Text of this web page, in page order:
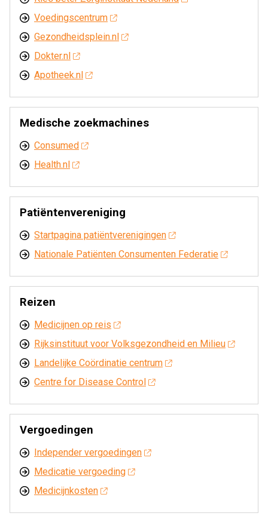
Voedingscentrum
Gezondheidsplein.nl
Dokter.nl
Apotheek.nl
Medische zoekmachines
Consumed
Health.nl
Patiëntenvereniging
Startpagina patiëntverenigingen
Nationale Patiënten Consumenten Federatie
Reizen
Medicijnen op reis
Rijksinstituut voor Volksgezondheid en Milieu
Landelijke Coördinatie centrum
Centre for Disease Control
Vergoedingen
Independer vergoedingen
Medicatie vergoeding
Medicijnkosten